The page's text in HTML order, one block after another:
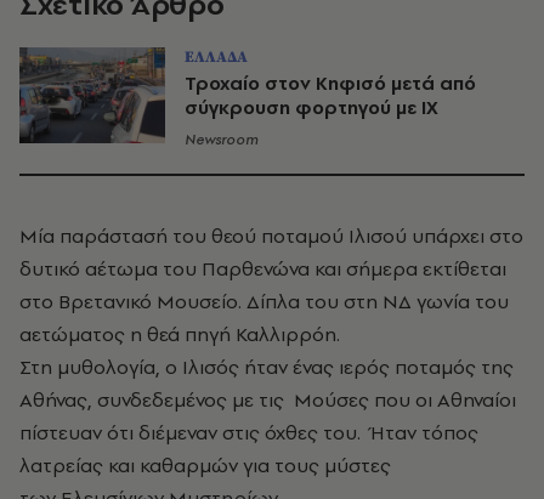
ΕΛΛΑΔΑ
Τροχαίο στον Κηφισό μετά από
σύγκρουση φορτηγού με ΙΧ
Newsroom
Μία παράστασή του θεού ποταμού Ιλισού υπάρχει στο
δυτικό αέτωμα του Παρθενώνα και σήμερα εκτίθεται
στο Βρετανικό Μουσείο. Δίπλα του στη ΝΔ γωνία του
αετώματος η θεά πηγή Καλλιρρόη.
Στη μυθολογία, ο Ιλισός ήταν ένας ιερός ποταμός της
Αθήνας, συνδεδεμένος με τις Μούσες που οι Αθηναίοι
πίστευαν ότι διέμεναν στις όχθες του. Ήταν τόπος
λατρείας και καθαρμών για τους μύστες